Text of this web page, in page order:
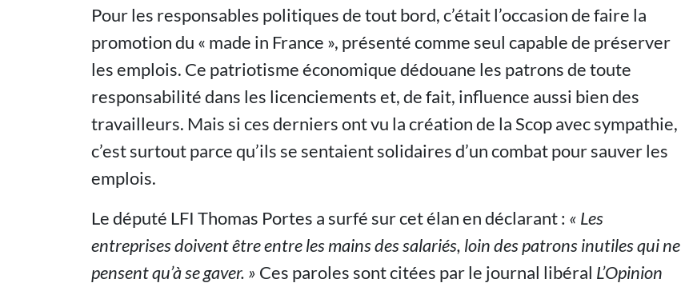
Pour les responsables politiques de tout bord, c’était l’occasion de faire la
promotion du « made in France », présenté comme seul capable de préserver
les emplois. Ce patriotisme économique dédouane les patrons de toute
responsabilité dans les licenciements et, de fait, influence aussi bien des
travailleurs. Mais si ces derniers ont vu la création de la Scop avec sympathie,
c’est surtout parce qu’ils se sentaient solidaires d’un combat pour sauver les
emplois.
Le député LFI Thomas Portes a surfé sur cet élan en déclarant : « Les
entreprises doivent être entre les mains des salariés, loin des patrons inutiles qui ne
pensent qu’à se gaver. » Ces paroles sont citées par le journal libéral L’Opinion